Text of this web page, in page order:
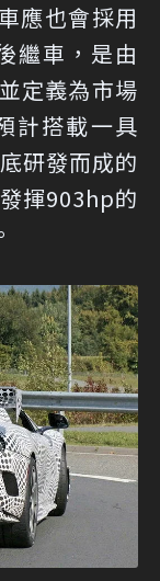
應也會採用
繼車，是由
定義為市場
計搭載一具
研發而成的
揮903hp的